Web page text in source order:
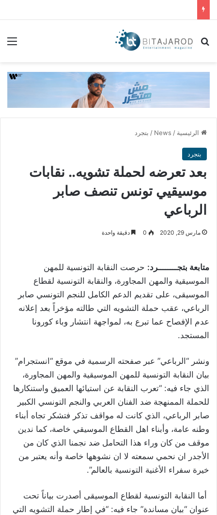
بحث عن
الرئيسية /
News
/ بتجرد
بتجرد
بعد تعرضه لحملة تشويه.. نقابات
موسيقيي تونس تنصف صابر
الرباعي
مارس 29, 2020 0 دقيقة واحدة
متابعة بتجــــــــرد: حرصت النقابة التونسية للمهن
الموسيقية والمهن المجاورة، والنقابة التونسية لقطاع
الموسيقى، على تقديم الدعم الكامل للنجم التونسي صابر
الرباعي، عقب حملة التشويه التي طالته مؤخراً بعد إعلانه
عدم الإفصاح عما تبرع به، لمواجهة انتشار وباء كورونا
المستجد.
ونشر “الرباعي” عبر صفحته الرسمية في موقع “انستجرام”
بيان النقابة التونسية للمهن الموسيقية والمهن المجاورة،
الذي جاء فيه: “تعرب النقابة عن استيائها العميق واستنكارها
للحملة الممنهجة ضد الفنان العربي والنجم التونسي الكبير
صابر الرباعي، الذي كانت له مواقف تذكر فتشكر تجاه أبناء
وطنه عامة، وأبناء اهل القطاع الموسيقي خاصة، كما ندين
موقف من كان وراء هذا التحامل ضد نجمنا الذي كان من
الأجدر ان نحمي سمعته لا ان نشوهها خاصة وأنه يعتبر من
خيرة سفراء الأغنية التونسية بالعالم”.
أما النقابة التونسية لقطاع الموسيقى أصدرت بياناً تحت
عنوان “بيان مساندة” جاء فيه: “في إطار حملة التشويه التي